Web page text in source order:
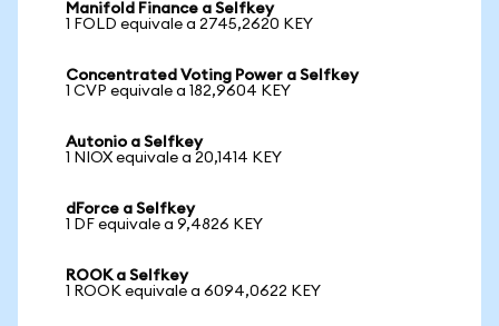
Manifold Finance a Selfkey
1 FOLD equivale a 2745,2620 KEY
Concentrated Voting Power a Selfkey
1 CVP equivale a 182,9604 KEY
Autonio a Selfkey
1 NIOX equivale a 20,1414 KEY
dForce a Selfkey
1 DF equivale a 9,4826 KEY
ROOK a Selfkey
1 ROOK equivale a 6094,0622 KEY